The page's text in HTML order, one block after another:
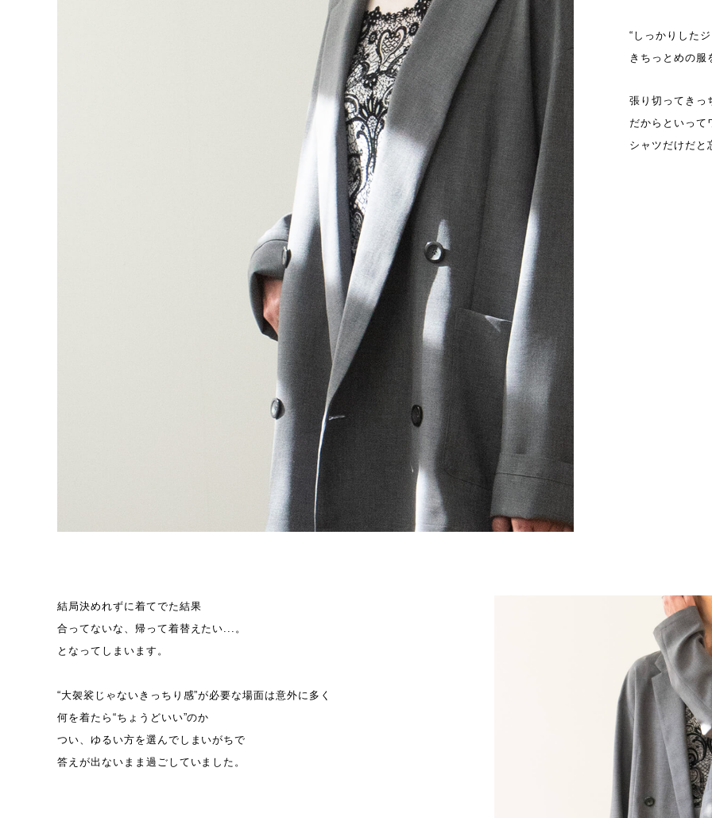
“しっかりした
きちっとめの服
張り切ってきっ
だからといって
シャツだけだと
結局決めれずに着てでた結果
合ってないな、帰って着替えたい...。
となってしまいます。
“大袈裟じゃないきっちり感”が必要な場面は意外に多く
何を着たら“ちょうどいい”のか
つい、ゆるい方を選んでしまいがちで
答えが出ないまま過ごしていました。